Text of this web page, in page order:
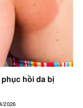
hồi da bị
2026